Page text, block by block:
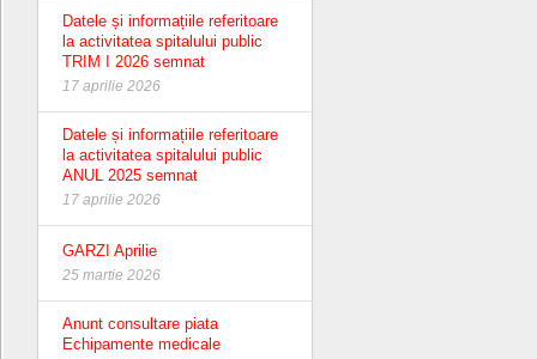
Datele și informațiile referitoare
la activitatea spitalului public
TRIM I 2026 semnat
17 aprilie 2026
Datele și informațiile referitoare
la activitatea spitalului public
ANUL 2025 semnat
17 aprilie 2026
GARZI Aprilie
25 martie 2026
Anunt consultare piata
Echipamente medicale